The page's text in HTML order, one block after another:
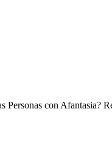
Personas con Afantasia?